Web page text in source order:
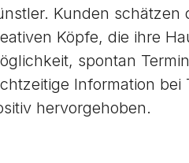
Kunden schätzen
Köpfe, die ihre
spontan
Information bei
hervorgehoben.